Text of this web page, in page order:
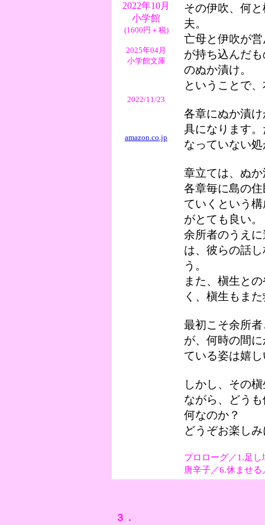
2022年10月
小学館
(1600円＋税)
2025年04月
小学館文庫
2022/11/23
amazon.co.jp
その伊吹、何
夫。
亡母と伊吹が
が持ち込んだ
のぬか漬け。
ということで
各章にぬか漬
具になります
なっていない
章立ては、ぬ
各章毎に島の
ていくという
がとても良い。
余所者のうえ
は、彼らの話
う。
また、槇生と
く、槇生もま
最初こそ余所
が、何時の間
ている姿は嬉
しかし、その
ながら、どう
何なのか？
どうぞお楽し
プロローグ／1.足
唐辛子／6.休ませ
３．